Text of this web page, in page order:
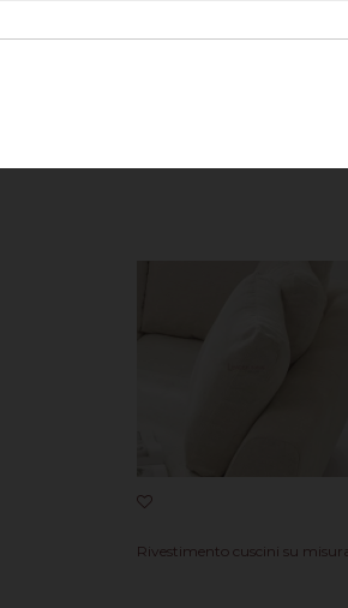
imposterò la quantità 4 per ricevere un
imposterò la quantità 1 per ricevere
Rivestimento cuscini su